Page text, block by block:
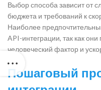
Выбор способа зависит от
бюджета и требований к
Наиболее
API-интеграции, так как
человеческий фактор и
Пошаговый